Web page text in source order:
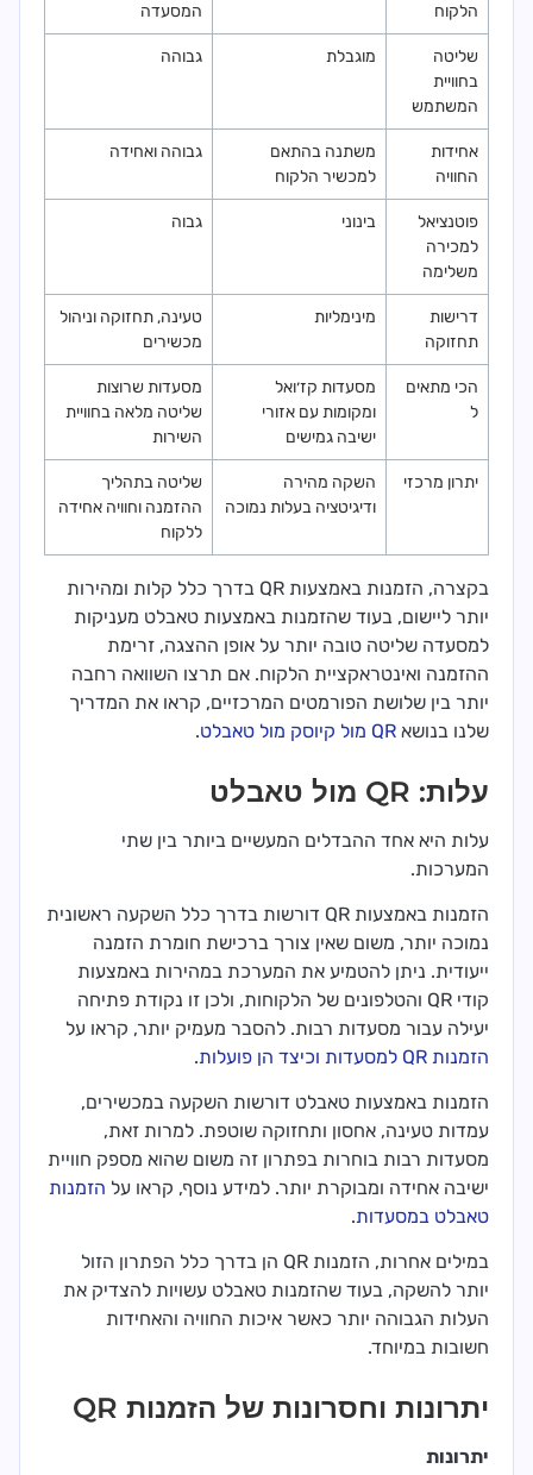
הלקוח
המסעדה
שליטה
בחוויית
המשתמש
מוגבלת גבוהה
אחידות
החוויה
משתנה בהתאם
למכשיר הלקוח
גבוהה ואחידה
פוטנציאל
למכירה
משלימה
בינוני גבוה
דרישות
תחזוקה
מינימליות
טעינה, תחזוקה וניהול
מכשירים
הכי מתאים
ל
מסעדות קז׳ואל
ומקומות עם אזורי
ישיבה גמישים
מסעדות שרוצות
שליטה מלאה בחוויית
השירות
יתרון מרכזי
השקה מהירה
ודיגיטציה בעלות נמוכה
שליטה בתהליך
ההזמנה וחוויה אחידה
ללקוח
בקצרה, הזמנות באמצעות QR בדרך כלל קלות ומהירות
יותר ליישום, בעוד שהזמנות באמצעות טאבלט מעניקות
למסעדה שליטה טובה יותר על אופן ההצגה, זרימת
ההזמנה ואינטראקציית הלקוח. אם תרצו השוואה רחבה
יותר בין שלושת הפורמטים המרכזיים, קראו את המדריך
שלנו בנושא QR מול קיוסק מול טאבלט .
עלות: QR מול טאבלט
עלות היא אחד ההבדלים המעשיים ביותר בין שתי
המערכות.
הזמנות באמצעות QR דורשות בדרך כלל השקעה ראשונית
נמוכה יותר, משום שאין צורך ברכישת חומרת הזמנה
ייעודית. ניתן להטמיע את המערכת במהירות באמצעות
קודי QR והטלפונים של הלקוחות, ולכן זו נקודת פתיחה
יעילה עבור מסעדות רבות. להסבר מעמיק יותר, קראו על
הזמנות QR למסעדות וכיצד הן פועלות
.
הזמנות באמצעות טאבלט דורשות השקעה במכשירים,
עמדות טעינה, אחסון ותחזוקה שוטפת. למרות זאת,
מסעדות רבות בוחרות בפתרון זה משום שהוא מספק חוויית
ישיבה אחידה ומבוקרת יותר. למידע נוסף, קראו על הזמנות
טאבלט במסעדות.
במילים אחרות, הזמנות QR הן בדרך כלל הפתרון הזול
יותר להשקה, בעוד שהזמנות טאבלט עשויות להצדיק את
העלות הגבוהה יותר כאשר איכות החוויה והאחידות
חשובות במיוחד.
יתרונות וחסרונות של הזמנות QR
יתרונות